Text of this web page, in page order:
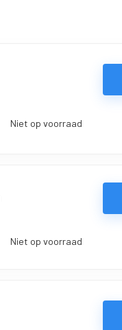
Niet op voorraad
Niet op voorraad